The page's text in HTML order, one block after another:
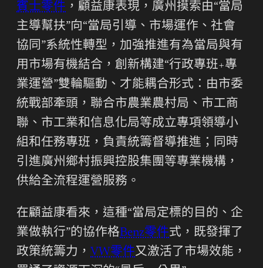
賓士零件 ，顧益康表現，廣州摸索由“當局
主導幫扶”向“當局引導、市場運作、社會
協同”系統性轉型，加強推進有為當局與有
用市場有機結合，創新構建“行政專班+專
業運營”雙輪驅動、才能耦合形式：由市委
統戰部牽頭，聯合市農業農村局、市工商
聯、市工業和信息化局等成立專項領導小
組和任務專班，負責統籌督導推進；同時
引進廣州鄉村振興控股集團等專業機構，
供給全流程運營服務。
在顧益康看來，這種“當局定標的目的、企
業做執行”的協作格Benz零件式，既發揮了
政策統籌力， VW零件又激活了市場效能，